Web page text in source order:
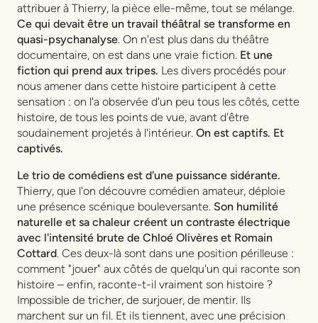
attribuer à Thierry, la pièce elle-même, tout se mélange.
Ce qui devait être un travail théâtral se transforme en
quasi-psychanalyse. On n'est plus dans du théâtre
documentaire, on est dans une vraie fiction. Et une
fiction qui prend aux tripes. Les divers procédés pour
nous amener dans cette histoire participent à cette
sensation : on l'a observée d'un peu tous les côtés, cette
histoire, de tous les points de vue, avant d'être
soudainement projetés à l'intérieur. On est captifs. Et
captivés.
Le trio de comédiens est d'une puissance sidérante.
Thierry, que l'on découvre comédien amateur, déploie
une présence scénique bouleversante. Son humilité
naturelle et sa chaleur créent un contraste électrique
avec l'intensité brute de Chloé Olivères et Romain
Cottard. Ces deux-là sont dans une position périlleuse :
comment "jouer" aux côtés de quelqu'un qui raconte son
histoire – enfin, raconte-t-il vraiment son histoire ?
Impossible de tricher, de surjouer, de mentir. Ils
marchent sur un fil. Et ils tiennent, avec une précision